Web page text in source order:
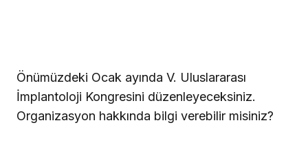
Önümüzdeki Ocak ayında V. Uluslararası
İmplantoloji Kongresini düzenleyeceksiniz.
Organizasyon hakkında bilgi verebilir misiniz?